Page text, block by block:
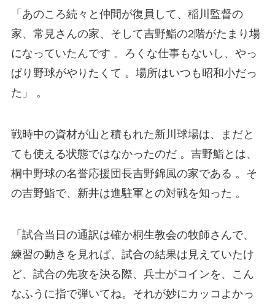
「あのころ続々と仲間が復員して、稲川監督の
家、常見さんの家、そして吉野鮨の2階がたまり場
になっていたんです 。ろくな仕事もないし、やっ
ぱり野球がやりたくて 。場所はいつも昭和小だっ
た」 。
戦時中の資材が山と積もれた新川球場は、まだと
ても使える状態ではなかったのだ 。吉野鮨とは、
桐中野球の名誉応援団長吉野錦風の家である 。そ
の吉野鮨で、新井は進駐軍との対戦を知った 。
「試合当日の通訳は確か桐生教会の牧師さんで、
練習の動きを見れば、試合の結果は見えていたけ
ど、試合の先攻を決る際、兵士がコインを、こん
なふうに指で弾いてね。それが妙にカッコよかっ